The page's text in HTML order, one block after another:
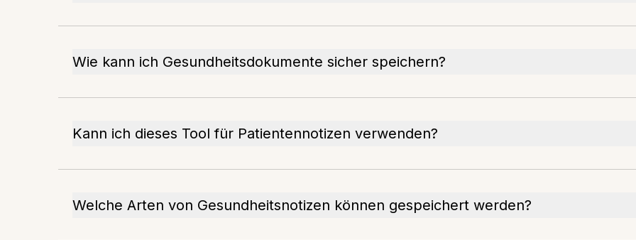
Wie kann ich Gesundheitsdokumente sicher speichern?
Kann ich dieses Tool für Patientennotizen verwenden?
Welche Arten von Gesundheitsnotizen können gespeichert werden?